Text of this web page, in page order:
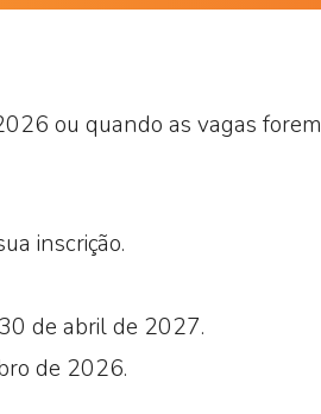
ou quando as vagas forem
inscrição.
de abril de 2027.
de 2026.